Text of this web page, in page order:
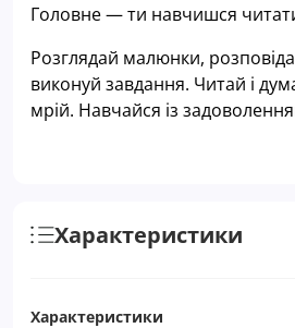
Головне — ти навчишся
Розглядай малюнки,
виконуй завдання. Читай і
мрій. Навчайся із
Характеристики
Характеристики